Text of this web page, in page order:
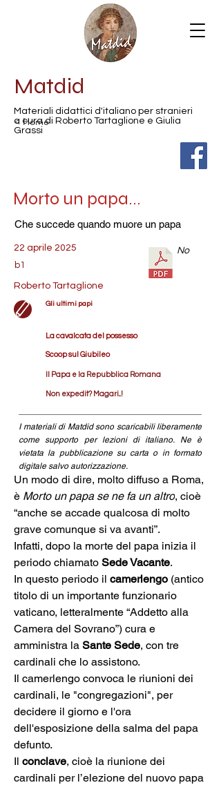
Matdid
Materiali didattici d'italiano per stranieri
a cura di Roberto Tartaglione e Giulia
Grassi
< Home
Morto un papa...
Che succede quando muore un papa
22 aprile 2025
b1
Roberto Tartaglione
No
Gli ultimi papi
La cavalcata del possesso
Scoop sul Giubileo
Il Papa e la Repubblica Romana
Non expedit? Magari...!
I materiali di Matdid sono scaricabili liberamente
come supporto per lezioni di italiano. Ne è
vietata la pubblicazione su carta o in formato
digitale salvo autorizzazione.
Un modo di dire, molto diffuso a Roma,
è Morto un papa se ne fa un altro, cioè
“anche se accade qualcosa di molto
grave comunque si va avanti”.
Infatti, dopo la morte del papa inizia il
periodo chiamato Sede Vacante.
In questo periodo il camerlengo (antico
titolo di un importante funzionario
vaticano, letteralmente “Addetto alla
Camera del Sovrano”) cura e
amministra la Sante Sede, con tre
cardinali che lo assistono.
Il camerlengo convoca le riunioni dei
cardinali, le "congregazioni", per
decidere il giorno e l'ora
dell'esposizione della salma del papa
defunto.
Il conclave, cioè la riunione dei
cardinali per l’elezione del nuovo papa